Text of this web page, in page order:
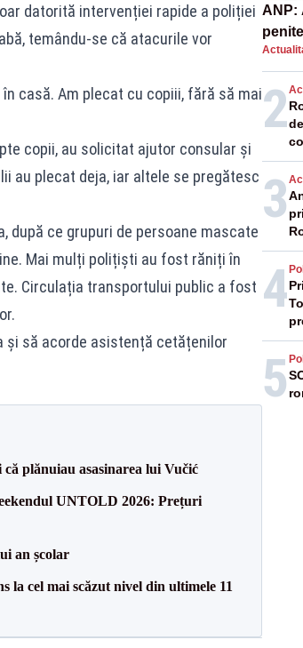
datorită intervenției rapide a poliției
temându-se că atacurile vor
casă. Am plecat cu copiii, fără să mai
copii, au solicitat ajutor consular și
au plecat deja, iar altele se pregătesc
ce grupuri de persoane mascate
Mai mulți polițiști au fost răniți în
Circulația transportului public a fost
și să acorde asistență cetățenilor
plănuiau asasinarea lui Vučić
UNTOLD 2026: Prețuri
an școlar
cel mai scăzut nivel din ultimele 11
ANP:
2
3
4
5